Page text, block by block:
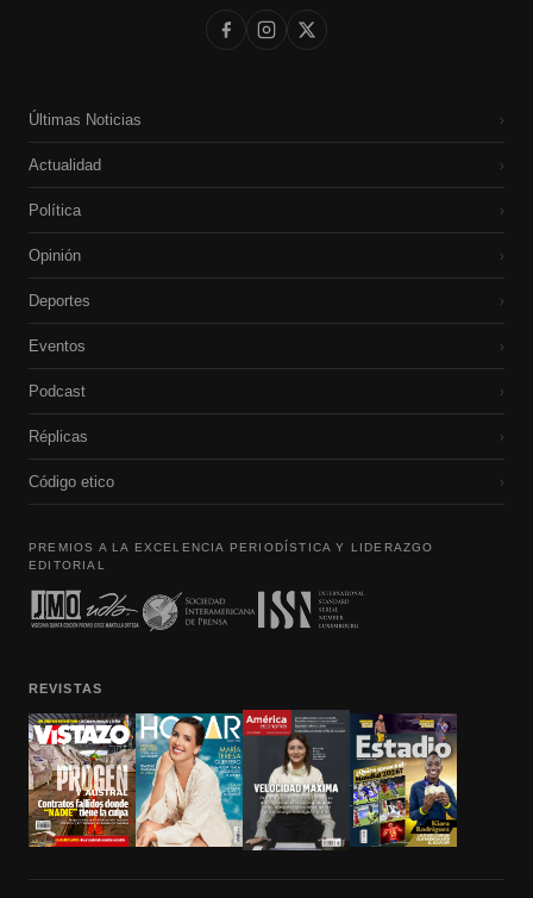
Últimas Noticias ›
Actualidad ›
Política ›
Opinión ›
Deportes ›
Eventos ›
Podcast ›
Réplicas ›
Código etico ›
PREMIOS A LA EXCELENCIA PERIODÍSTICA Y LIDERAZGO
EDITORIAL
REVISTAS